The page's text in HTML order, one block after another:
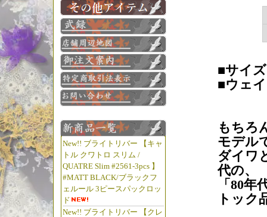
New!! ブライトリバー 【キャ
トル クワトロ スリム /
QUATRE Slim #2561-3pcs 】
#MATT BLACK/ブラックフ
ェルール 3ピースパックロッ
ド
New!! ブライトリバー 【クレ
■サイ
■ウェ
もちろ
モデル
ダイワ
代の、
「80
トック